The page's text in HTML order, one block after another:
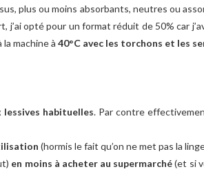
plus ou moins absorbants, neutres ou
opté pour un format réduit de 50% car
la machine à 40°C avec les torchons et les
lessives habituelles. Par contre
(hormis le fait qu’on ne met pas la
en moins à acheter au supermarché(et si